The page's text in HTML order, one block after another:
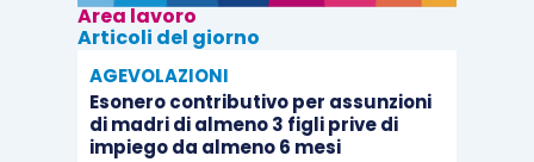
Area lavoro
Articoli del giorno
AGEVOLAZIONI
Esonero contributivo per assunzioni
di madri di almeno 3 figli prive di
impiego da almeno 6 mesi